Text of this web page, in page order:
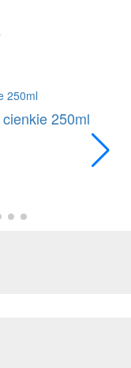
250ml